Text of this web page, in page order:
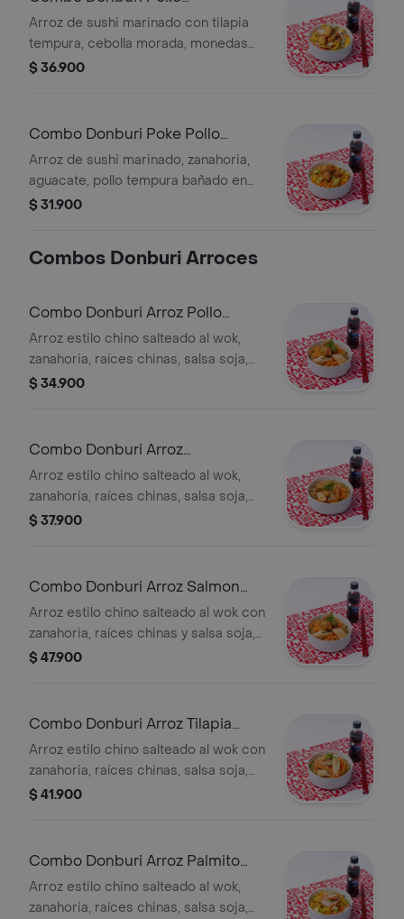
Acevichado
Arroz de sushi marinado con tilapia
tempura, cebolla morada, monedas
de plátano verde, maíz tostado, salsa
$ 36.900
Combo Donburi Poke Pollo
Agridulce
Arroz de sushi marinado, zanahoria,
aguacate, pollo tempura bañado en
salsa agridulce, plátano maduro, maíz
$ 31.900
Combos Donburi Arroces
Combo Donburi Arroz Pollo
Agridulce
Arroz estilo chino salteado al wok,
zanahoria, raíces chinas, salsa soja,
camarones crunch bañados en salsa
elección
$ 34.900
Combo Donburi Arroz
Camarones Agridulces
Arroz estilo chino salteado al wok,
zanahoria, raíces chinas, salsa soja,
palmito de cangrejo crunch, salsa de
elección
$ 37.900
Combo Donburi Arroz Salmon
Teriyaki
Arroz estilo chino salteado al wok con
zanahoria, raíces chinas y salsa soja,
salmón crunch bañado en salsa
elegir y bebida a elección
$ 47.900
Combo Donburi Arroz Tilapia
Agridulce
Arroz estilo chino salteado al wok con
zanahoria, raíces chinas, salsa soja,
tilapia crunch bañado en salsa
elección
$ 41.900
Combo Donburi Arroz Palmito
Crunch
Arroz estilo chino salteado al wok,
zanahoria, raíces chinas, salsa soja,